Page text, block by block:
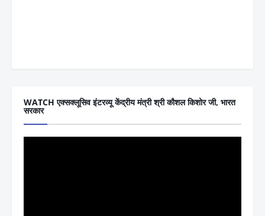
WATCH एक्सक्लूसिव इंटरव्यू केंद्रीय मंत्री श्री कौशल किशोर जी, भारत
सरकार